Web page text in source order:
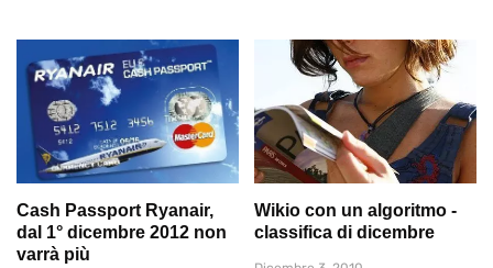
Cash Passport Ryanair,
dal 1° dicembre 2012 non
varrà più
Wikio con un algoritmo -
classifica di dicembre